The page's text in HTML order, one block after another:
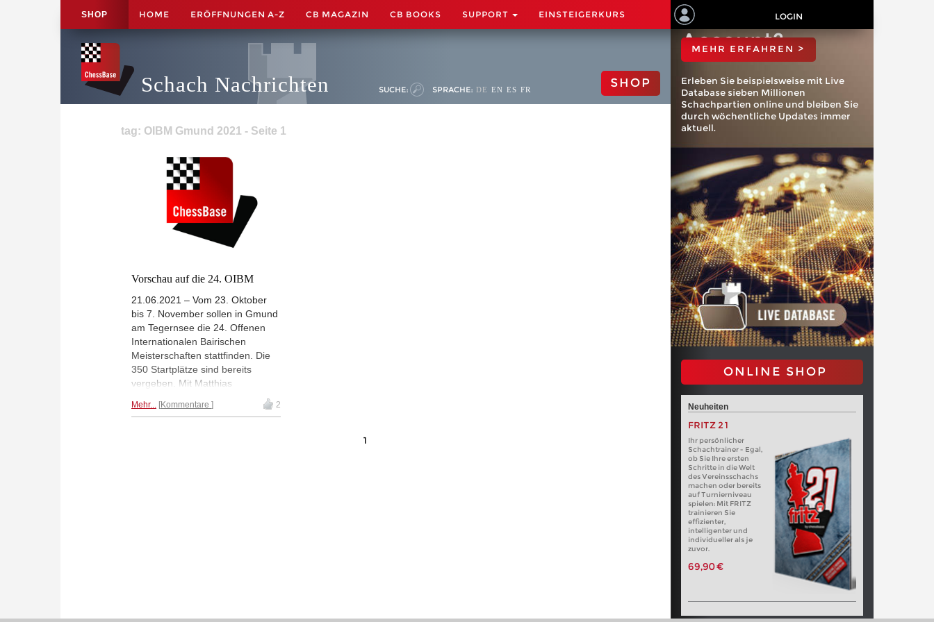
SHOP HOME ERÖFFNUNGEN A-Z CB MAGAZIN CB BOOKS SUPPORT EINSTEIGERKURS LOGIN
Schach Nachrichten SUCHE: SPRACHE: DE EN ES FR SHOP
tag: OIBM Gmund 2021 - Seite 1
Vorschau auf die 24. OIBM
21.06.2021 – Vom 23. Oktober
bis 7. November sollen in Gmund
am Tegernsee die 24. Offenen
Internationalen Bairischen
Meisterschaften stattfinden. Die
350 Startplätze sind bereits
vergeben. Mit Matthias
Blühbaum, Alexander Donchenko
und Vincent Keymer sind einige
Mehr... Kommentare 2
1
ChessBase
Account?
MEHR ERFAHREN >
Erleben Sie beispielsweise mit Live
Database sieben Millionen
Schachpartien online und bleiben Sie
durch wöchentliche Updates immer
aktuell.
ONLINE SHOP
Neuheiten
FRITZ 21
Ihr persönlicher
Schachtrainer - Egal,
ob Sie Ihre ersten
Schritte in die Welt
des Vereinsschachs
machen oder bereits
auf Turnierniveau
spielen: Mit FRITZ
trainieren Sie
effizienter,
intelligenter und
individueller als je
zuvor.
69,90 €